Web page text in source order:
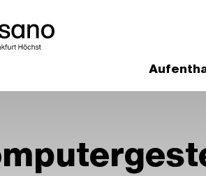
Schmerztherapie